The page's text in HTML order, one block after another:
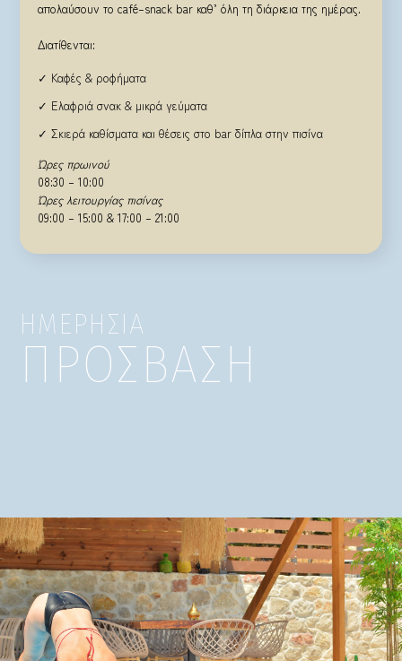
απολαύσουν το café–snack bar καθ’ όλη τη διάρκεια της ημέρας.
Διατίθενται:
✓ Καφές & ροφήματα
✓ Ελαφριά σνακ & μικρά γεύματα
✓ Σκιερά καθίσματα και θέσεις στο bar δίπλα στην πισίνα
Ώρες πρωινού
08:30 – 10:00
Ώρες λειτουργίας πισίνας
09:00 – 15:00 & 17:00 – 21:00
ΗΜΕΡΗΣΙΑ
ΠΡΟΣΒΑΣΗ